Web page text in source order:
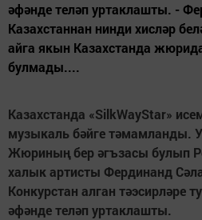
әфәнде теләп уртаклашты. -
Казахстаннан нинди хисләр
айга якын Казахстанда
булмады....
Казахстанда «SilkWayStar»
музыкаль бәйге тәмамланды.
Жюриның бер әгъзасы булып
халык артисты Фердинанд
Конкурстан алган тәэсирләре
әфәнде теләп уртаклашты.